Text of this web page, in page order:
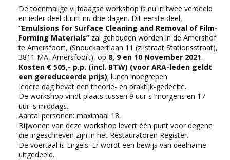
De toenmalige vijfdaagse workshop is nu in twee verdeeld
en ieder deel duurt nu drie dagen. Dit eerste deel,
“Emulsions for Surface Cleaning and Removal of Film-
Forming Materials” zal gehouden worden in de Amershof
te Amersfoort, (Snouckaertlaan 11 (zijstraat Stationsstraat),
3811 MA, Amersfoort), op 8, 9 en 10 November 2021.
Kosten € 505,- p.p. (incl. BTW) (voor ARA-leden geldt
een gereduceerde prijs); lunch inbegrepen.
Iedere dag bevat een theorie- en praktijk-gedeelte.
De workshop vindt plaats tussen 9 uur s ‘morgens en 17
uur 's middags.
Aantal personen: maximaal 18.
Bijwonen van deze workshop levert één punt voor degene
die ingeschreven zijn in het Restauratoren Register.
De voertaal is Engels. Er wordt een bewijs van deelname
uitgedeeld.